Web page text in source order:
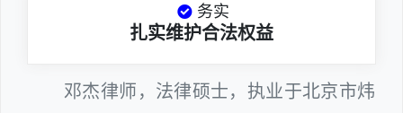
务实
扎实维护合法权益
邓杰律师，法律硕士，执业于北京市炜